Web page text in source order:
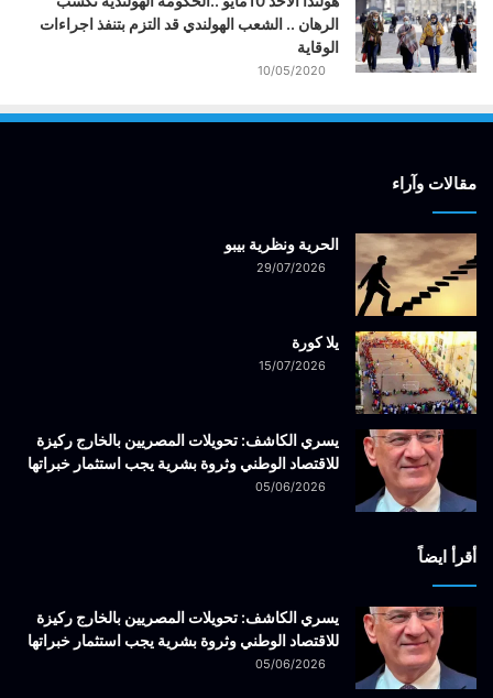
الرهان .. الشعب الهولندي قد التزم بتنفذ اجراءات
الوقاية
10/05/2020
مقالات وآراء
الحرية ونظرية بيبو
29/07/2026
يلا كورة
15/07/2026
يسري الكاشف: تحويلات المصريين بالخارج ركيزة
للاقتصاد الوطني وثروة بشرية يجب استثمار خبراتها
05/06/2026
أقرأ ايضاً
يسري الكاشف: تحويلات المصريين بالخارج ركيزة
للاقتصاد الوطني وثروة بشرية يجب استثمار خبراتها
05/06/2026